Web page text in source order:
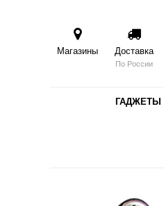
Магазины Доставка
По России
ГАДЖЕТЫ